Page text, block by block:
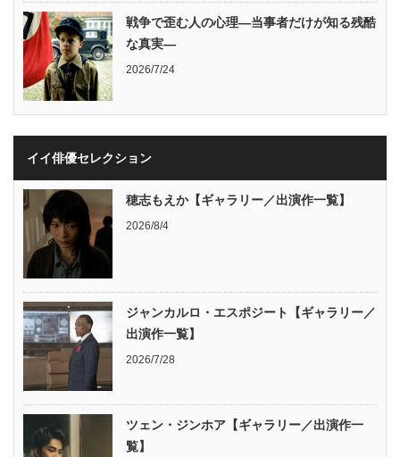
戦争で歪む人の心理―当事者だけが知る残酷
な真実―
2026/7/24
イイ俳優セレクション
穂志もえか【ギャラリー／出演作一覧】
2026/8/4
ジャンカルロ・エスポジート【ギャラリー／
出演作一覧】
2026/7/28
ツェン・ジンホア【ギャラリー／出演作一
覧】